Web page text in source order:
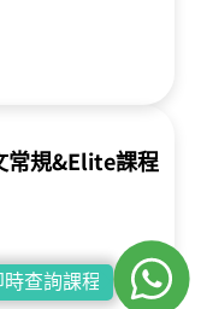
常規&Elite課程
時查詢課程